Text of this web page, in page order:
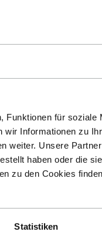
für soziale
Informationen zu
weiter. Unsere
haben oder die
zu den Cookies
Statistiken
erfahren